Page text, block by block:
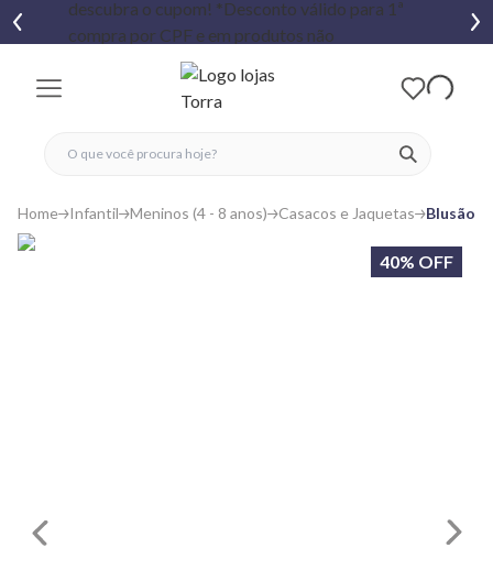
ver
fechar menu
fechar menu
favoritos
Home Infantil Meninos (4 - 8 anos) Casacos e Jaquetas Blusão
40% OFF